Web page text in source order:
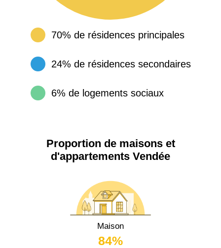
70% de résidences principales
24% de résidences secondaires
6% de logements sociaux
Proportion de maisons et
d'appartements Vendée
Maison
84%